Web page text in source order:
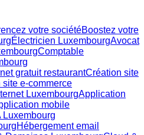
votre sociétéBoostez votre
Électricien LuxembourgAvocat
Comptable
gratuit restaurantCréation site
site e-commerce
LuxembourgApplication
mobile
Luxembourg
Hébergement email